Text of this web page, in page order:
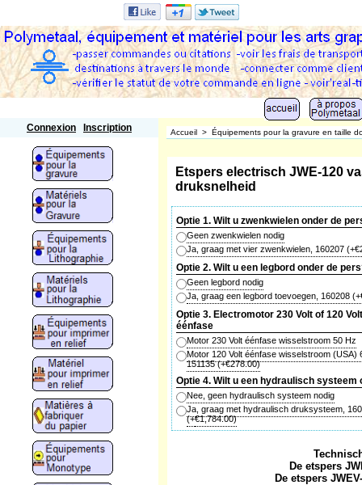
Connexion Inscription Accueil > Équipements pour la gravure en taille
Etspers electrisch JWE-120
druksnelheid
Optie 1. Wilt u zwenkwielen onder de
Geen zwenkwielen nodig
Ja, graag met vier zwenkwielen, 160207 (+
Optie 2. Wilt u een legbord onder de
Geen legbord nodig
Ja, graag een legbord toevoegen, 160208 (+
Optie 3. Electromotor 230 Volt of 120
éénfase
Motor 230 Volt éénfase wisselstroom 50 Hz
Motor 120 Volt éénfase wisselstroom (USA)
151135(+€278.00)
Optie 4. Wilt u een hydraulisch systeem
Nee, geen hydraulisch systeem nodig
Ja, graag met hydraulisch druksysteem,
(+€1,784.00)
De etspers
De etspers